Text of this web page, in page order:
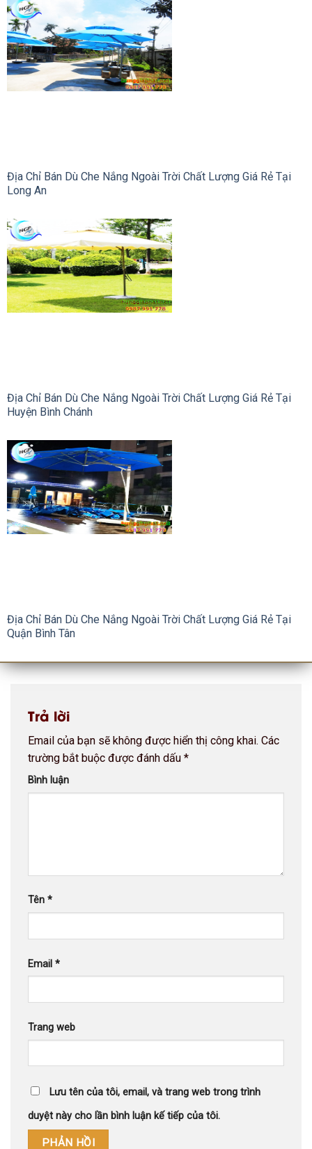
Địa Chỉ Bán Dù Che Nắng Ngoài Trời Chất Lượng Giá Rẻ Tại
Long An
Địa Chỉ Bán Dù Che Nắng Ngoài Trời Chất Lượng Giá Rẻ Tại
Huyện Bình Chánh
Địa Chỉ Bán Dù Che Nắng Ngoài Trời Chất Lượng Giá Rẻ Tại
Quận Bình Tân
Trả lời
Email của bạn sẽ không được hiển thị công khai. Các
trường bắt buộc được đánh dấu *
Bình luận
Tên *
Email *
Trang web
Lưu tên của tôi, email, và trang web trong trình
duyệt này cho lần bình luận kế tiếp của tôi.